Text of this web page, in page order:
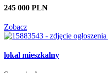
245 000 PLN
Zobacz
lokal mieszkalny